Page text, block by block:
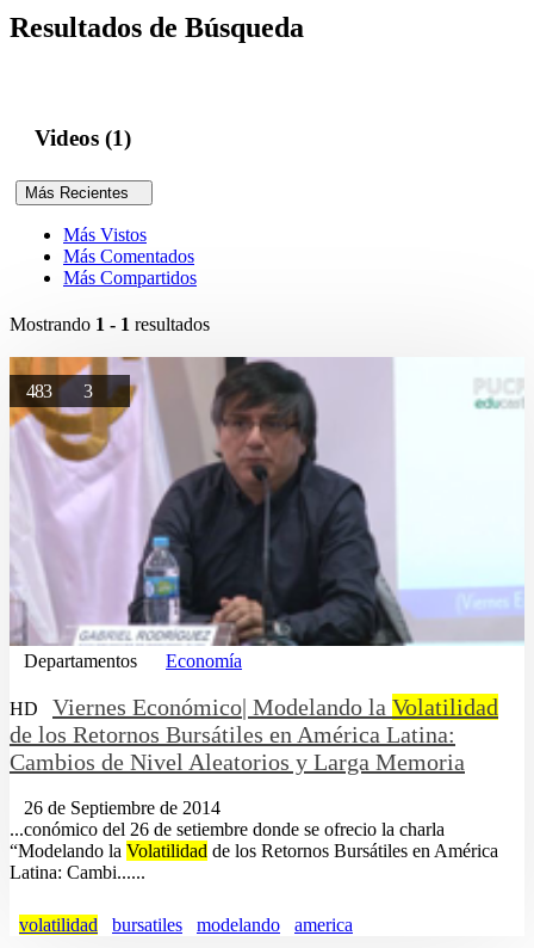
Resultados de Búsqueda
Videos (1)
Más Recientes
Más Vistos
Más Comentados
Más Compartidos
Mostrando 1 - 1 resultados
4833
Departamentos Economía
HD Viernes Económico| Modelando la Volatilidad
de los Retornos Bursátiles en América Latina:
Cambios de Nivel Aleatorios y Larga Memoria
26 de Septiembre de 2014
...conómico del 26 de setiembre donde se ofrecio la charla
“Modelando la Volatilidad de los Retornos Bursátiles en América
Latina: Cambi......
volatilidad bursatiles modelando america